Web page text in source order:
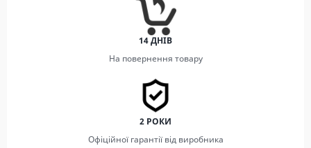
14 ДНІВ
На повернення товару
2 РОКИ
Офіційної гарантії від виробника